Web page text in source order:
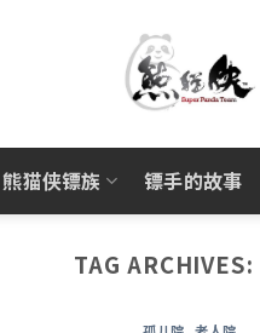
熊猫侠镖族 镖手的故事
TAG ARCHIVES: